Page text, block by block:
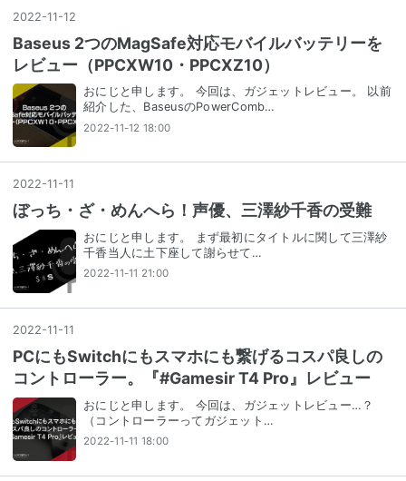
2022-11 -12
Baseus 2つのMagSafe対応モバイルバッテリーを
レビュー（PPCXW10・PPCXZ10）
おにじと申します。 今回は、ガジェットレビュー。 以前
紹介した、BaseusのPowerComb…
2022-11-12 18:00
2022-11 -11
ぼっち・ざ・めんへら！声優、三澤紗千香の受難
おにじと申します。 まず最初にタイトルに関して三澤紗
千香当人に土下座して謝らせて…
2022-11-11 21:00
2022-11 -11
PCにもSwitchにもスマホにも繋げるコスパ良しの
コントローラー。『#Gamesir T4 Pro』レビュー
おにじと申します。 今回は、ガジェットレビュー…？
（コントローラーってガジェット…
2022-11-11 18:00